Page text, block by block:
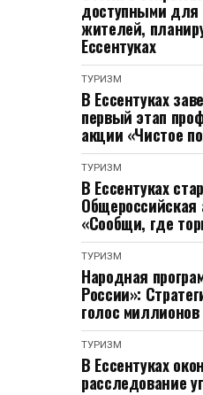
доступными для
жителей,
Ессентуках
ТУРИЗМ
В Ессентуках
первый этап
акции «Чистое
ТУРИЗМ
В Ессентуках
Общероссийская
«Сообщи, где
ТУРИЗМ
Народная
России»:
голос миллионов
ТУРИЗМ
В Ессентуках
расследование